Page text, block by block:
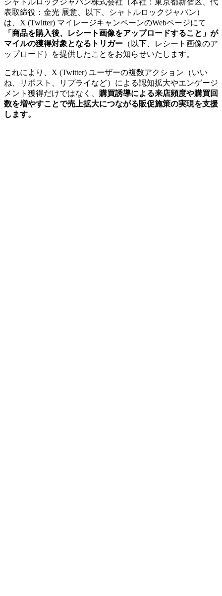
表取締役：金光 展意、以下、シャトルロックジャパン）
は、X (Twitter) マイレージキャンペーンのWebページにて
「商品を購入後、レシート画像をアップロードすること」が
マイルの獲得対象となるトリガー （以下、レシート画像のア
ップロード）を提供したことをお知らせいたします。
これにより、X (Twitter) ユーザーの複数アクション（いい
ね、リポスト、リプライなど）による認知拡大やエンゲージ
メント獲得だけではなく、 購買誘導による来店頻度や購買回
数を増やすことで売上拡大につながる販促施策の実現を支援
します。